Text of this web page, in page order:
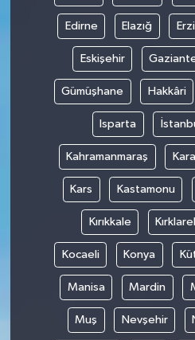
Edirne Elazığ
Eskişehir
Gümüşhane Hakkâri
Isparta
Kahramanmaraş
Kars Kastamonu
Kırıkkale
Kocaeli Konya
Manisa Mardin
Muş Nevşehir